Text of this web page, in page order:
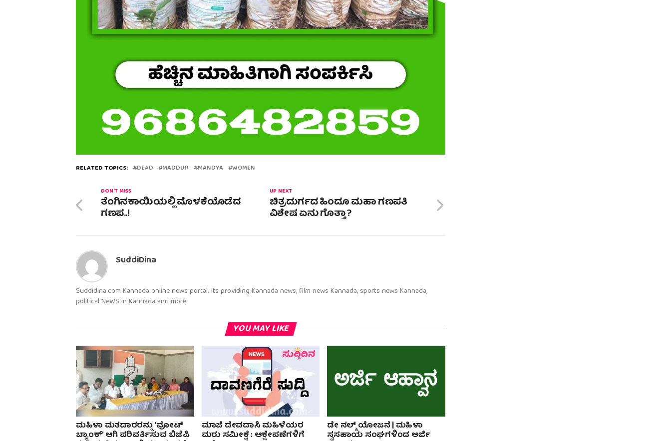
RELATED TOPICS: DEAD MADDUR MANDYA WOMEN
UP NEXT
ಚಿತ್ರದುರ್ಗದ ಹಿಂದೂ ಮಹಾ ಗಣಪತಿ
ವಿಶೇಷ ಏನು ಗೊತ್ತಾ ?
DON'T MISS
ತೆಂಗಿನಕಾಯಿಯಲ್ಲಿ ಮೊಳಕೆಯೊಡೆದ
ಗಣಪ..!
SuddiDina
Suddidina.com Kannada online news portal. Its providing Kannada news, film news Kannada, sports news Kannada,
political NeWS in Kannada and more.
YOU MAY LIKE
ಮಹಿಳಾ ಮತದಾರರನ್ನು ‘ವೋಟ್
ಬ್ಯಾಂಕ್’ ಆಗಿ ಪರಿವರ್ತಿಸುವ ಬಿಜೆಪಿ
ಮಾಜಿ ದೇವದಾಸಿ ಮಹಿಳೆಯರ
ಮರು ಸಮೀಕ್ಷೆ : ಆಕ್ಷೇಪಣೆಗಳಿಗೆ
ಡೇ ನಲ್ಮ್ ಯೋಜನೆ | ಮಹಿಳಾ
ಸ್ವಸಹಾಯ ಸಂಘಗಳಿಂದ ಅರ್ಜಿ